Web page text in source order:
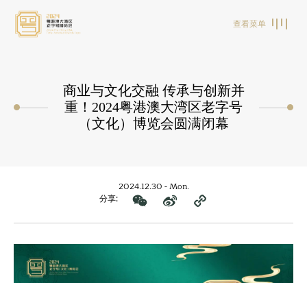
查看菜单
商业与文化交融 传承与创新并
重！2024粤港澳大湾区老字号
（文化）博览会圆满闭幕
2024.12.30 - Mon.
分享: